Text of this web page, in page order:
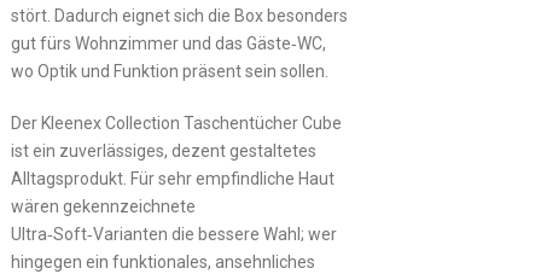
stört. Dadurch eignet sich die Box besonders
gut fürs Wohnzimmer und das Gäste‑WC,
wo Optik und Funktion präsent sein sollen.
Der Kleenex Collection Taschentücher Cube
ist ein zuverlässiges, dezent gestaltetes
Alltagsprodukt. Für sehr empfindliche Haut
wären gekennzeichnete
Ultra‑Soft‑Varianten die bessere Wahl; wer
hingegen ein funktionales, ansehnliches